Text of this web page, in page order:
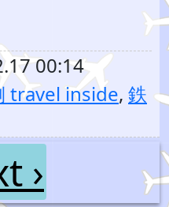
00:14
travel inside, 鉄
›